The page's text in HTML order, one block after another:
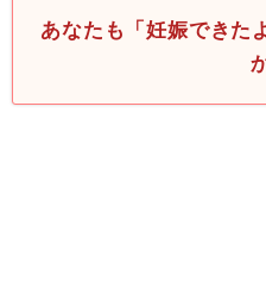
あなたも「妊娠できた